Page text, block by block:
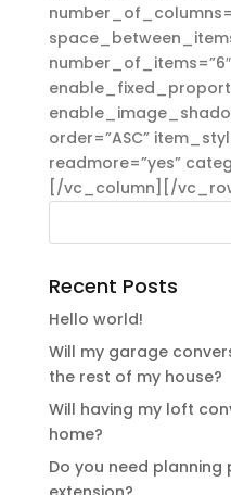
number_of_items=”6″
order=”ASC”
readmore=”yes”
[/vc_column][/
Recent Posts
Hello world!
Will my garage
the rest of my house?
Will having my loft
home?
Do you need